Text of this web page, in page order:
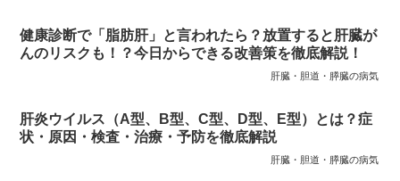
健康診断で「脂肪肝」と言われたら？放置すると肝臓が
んのリスクも！？今日からできる改善策を徹底解説！
肝臓・胆道・膵臓の病気
肝炎ウイルス（A型、B型、C型、D型、E型）とは？症
状・原因・検査・治療・予防を徹底解説
肝臓・胆道・膵臓の病気